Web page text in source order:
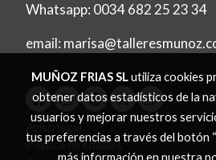
Whatsapp: 0034 682 25 23 34
email:
Aviso legal
Política de cookies
MUÑOZ FRIAS SLutiliza cookies
obtener datos estadísticos de la
usuarios y mejorar nuestros
tus preferencias a través del botón
más información en nuestra